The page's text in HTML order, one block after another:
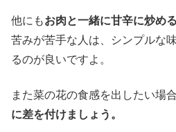
他にもお肉と一緒に甘辛に炒め
苦みが苦手な人は、シンプルな
るのが良いですよ。
また菜の花の食感を出したい場合
に差を付けましょう。